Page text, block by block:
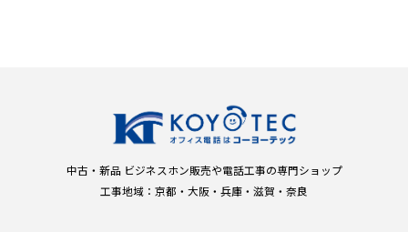
中古・新品 ビジネスホン販売や電話工事の専門ショップ
工事地域：京都・大阪・兵庫・滋賀・奈良